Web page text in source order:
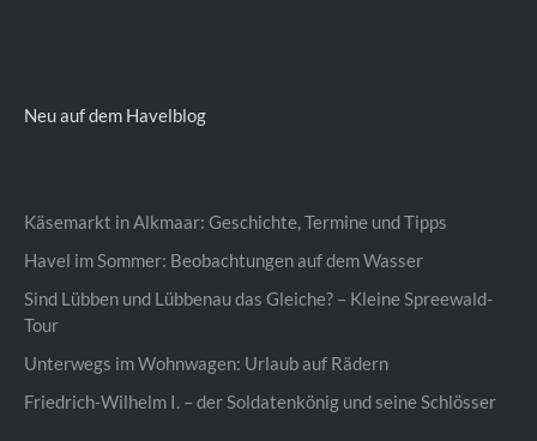
Neu auf dem Havelblog
Käsemarkt in Alkmaar: Geschichte, Termine und Tipps
Havel im Sommer: Beobachtungen auf dem Wasser
Sind Lübben und Lübbenau das Gleiche? – Kleine Spreewald-
Tour
Unterwegs im Wohnwagen: Urlaub auf Rädern
Friedrich-Wilhelm I. – der Soldatenkönig und seine Schlösser